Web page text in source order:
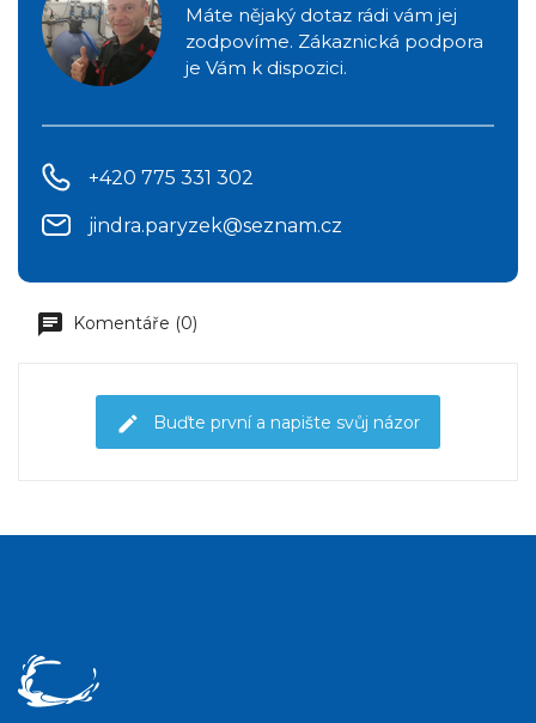
Máte nějaký dotaz rádi vám jej
zodpovíme. Zákaznická podpora
je Vám k dispozici.
+420 775 331 302
jindra.paryzek@seznam.cz
Komentáře (0)
Buďte první a napište svůj názor